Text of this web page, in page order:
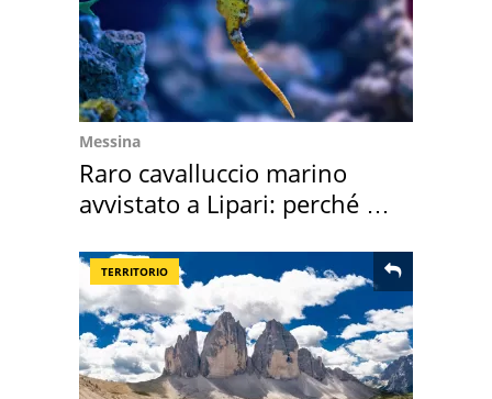
Messina
Raro cavalluccio marino
avvistato a Lipari: perché è
TERRITORIO